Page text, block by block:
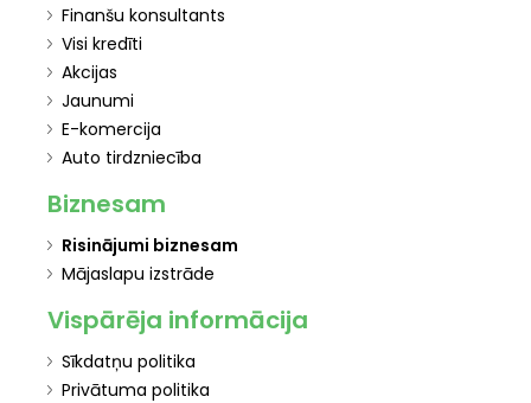
Finanšu konsultants
Visi kredīti
Akcijas
Jaunumi
E-komercija
Auto tirdzniecība
Biznesam
Risinājumi biznesam
Mājaslapu izstrāde
Vispārēja informācija
Sīkdatņu politika
Privātuma politika